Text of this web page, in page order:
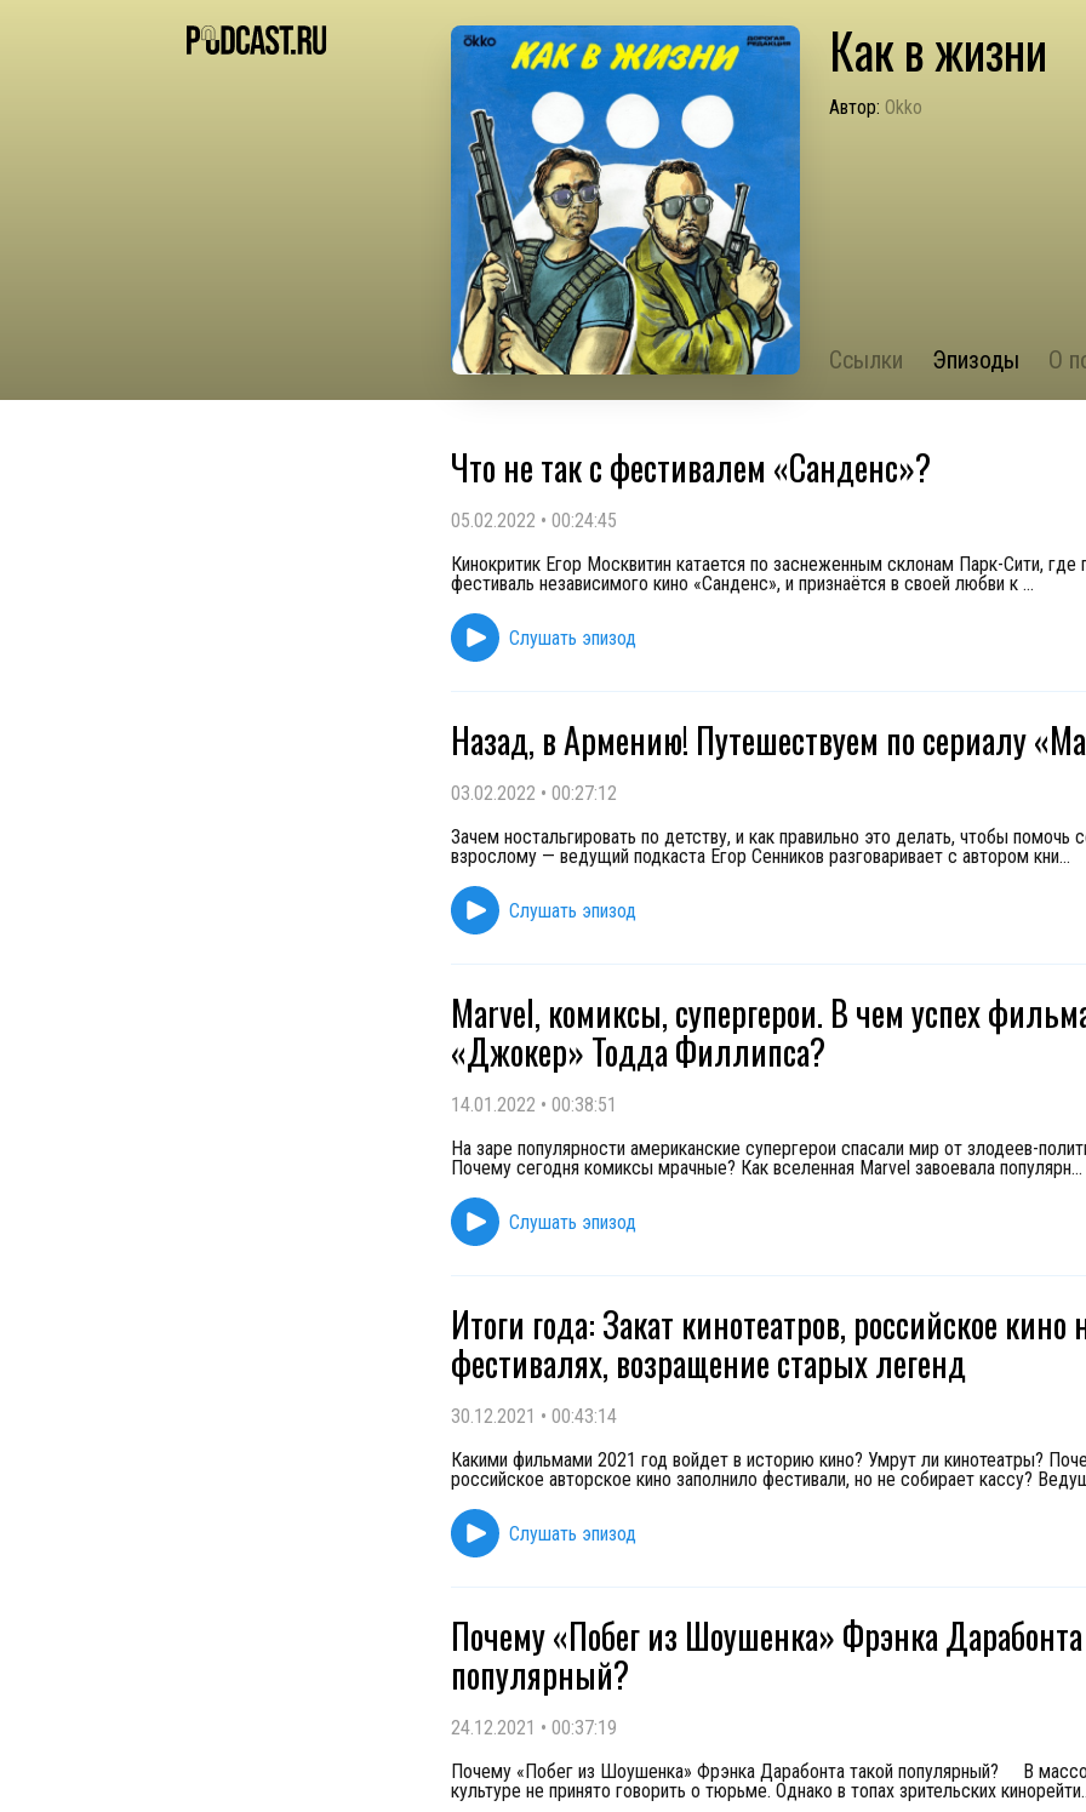
Как в жизни
Автор: Okko
Ссылки Эпизоды О
Что не так с фестивалем «Санденс»?
05.02.2022 • 00:24:45
Кинокритик Егор Москвитин катается по заснеженным склонам Парк-Сити, где
фестиваль независимого кино «Санденс», и признаётся в своей любви к ...
Слушать эпизод
Назад, в Армению! Путешествуем по сериалу
03.02.2022 • 00:27:12
Зачем ностальгировать по детству, и как правильно это делать, чтобы помочь
взрослому — ведущий подкаста Егор Сенников разговаривает с автором кни...
Слушать эпизод
Marvel, комиксы, супергерои. В чем успех
«Джокер» Тодда Филлипса?
14.01.2022 • 00:38:51
На заре популярности американские супергерои спасали мир от злодеев-
Почему сегодня комиксы мрачные? Как вселенная Marvel завоевала популярн...
Слушать эпизод
Итоги года: Закат кинотеатров, российское кино
фестивалях, возращение старых легенд
30.12.2021 • 00:43:14
Какими фильмами 2021 год войдет в историю кино? Умрут ли кинотеатры?
российское авторское кино заполнило фестивали, но не собирает кассу?
Слушать эпизод
Почему «Побег из Шоушенка» Фрэнка Дарабонта
популярный?
24.12.2021 • 00:37:19
Почему «Побег из Шоушенка» Фрэнка Дарабонта такой популярный? ⠀ В
культуре не принято говорить о тюрьме. Однако в топах зрительских кинорейти